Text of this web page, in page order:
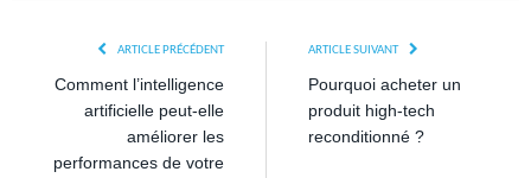
ARTICLE PRÉCÉDENT
Comment l’intelligence
artificielle peut-elle
améliorer les
performances de votre
ARTICLE SUIVANT
Pourquoi acheter un
produit high-tech
reconditionné ?